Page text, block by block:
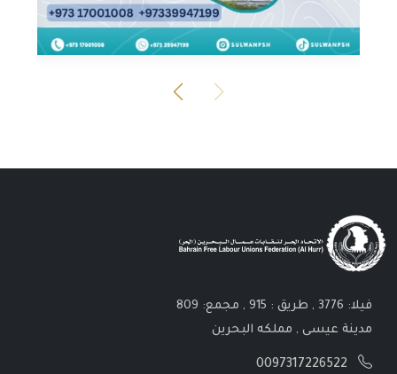
فيلا: 3776 , طريق : 915 , مجمع: 809
مدينة عيسى , مملكه البحرين
0097317226522